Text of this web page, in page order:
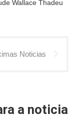
Wallace Thadeu
Noticias
a noticia